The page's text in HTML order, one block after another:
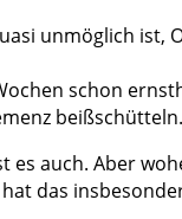
unmöglich ist,
schon
beißschütteln.
es auch. Aber
das